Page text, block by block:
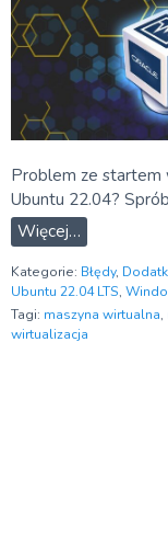
Problem ze startem
Ubuntu 22.04?
Więcej…
Kategorie: Błędy,
Ubuntu 22.04 LTS,
Tagi: maszyna wirtualna,
wirtualizacja